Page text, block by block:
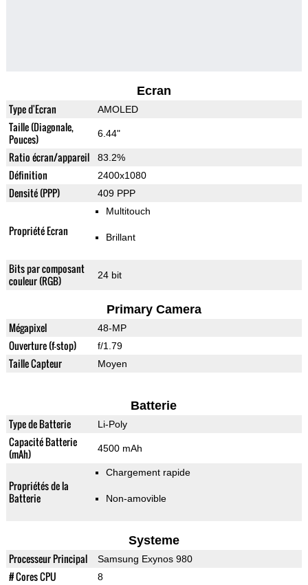
Ecran
Type d'Ecran AMOLED
Taille (Diagonale,
Pouces)
6.44"
Ratio écran/appareil 83.2%
Définition 2400x1080
Densité (PPP) 409 PPP
Propriété Ecran
Multitouch
Brillant
Bits par composant
couleur (RGB)
24 bit
Primary Camera
Mégapixel 48-MP
Ouverture (f-stop) f/1.79
Taille Capteur Moyen
Batterie
Type de Batterie Li-Poly
Capacité Batterie
(mAh)
4500 mAh
Propriétés de la
Batterie
Chargement rapide
Non-amovible
Systeme
Processeur Principal Samsung Exynos 980
# Cores CPU 8